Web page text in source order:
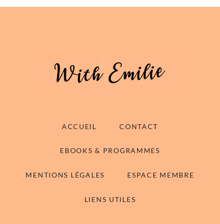
ACCUEIL CONTACT
EBOOKS & PROGRAMMES
MENTIONS LÉGALES ESPACE MEMBRE
LIENS UTILES